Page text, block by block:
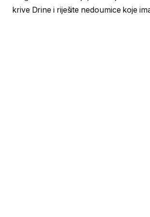
krive Drine i riješite nedoumice koje